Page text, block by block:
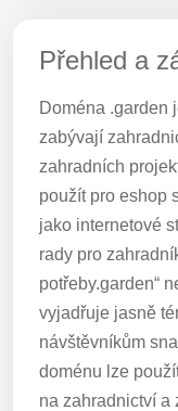
Přehled a
Doména .garden
zabývají
zahradních
použít pro eshop
jako internetové
rady pro
potřeby.garden“
vyjadřuje jasně
návštěvníkům
doménu lze
na zahradnictví a